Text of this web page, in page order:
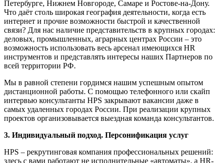
Петербурге, Нижнем Новгороде, Самаре и Ростове-на-Дону.
Что даёт столь широкая география деятельности, когда есть
интернет и прочие возможности быстрой и качественной
связи? Для нас наличие представительств в крупных городах:
деловых, промышленных, аграрных центрах России – это
возможность использовать весь арсенал имеющихся HR
инструментов и представлять интересы наших Партнеров по
всей территории РФ.
Мы в равной степени гордимся нашим успешным опытом
дистанционной работы. С помощью телефонного или скайп
интервью консультанты HPS закрывают вакансии даже в
самых удаленных городах России. При реализации крупных
проектов организовывается выездная команда консультантов.
3. Индивидуальный подход. Персонификация услуг
HPS – рекрутинговая компания профессиональных решений:
здесь с вами работают не исполнительные «автоматы», а HR-